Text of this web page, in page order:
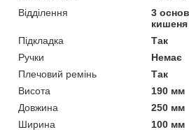
Відділення
3
кишеня
Підкладка
Так
Ручки
Немає
Плечовий ремінь
Так
Висота
190 мм
Довжина
250 мм
Ширина
100 мм